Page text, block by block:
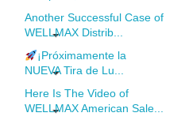
Another Successful Case of
WELLMAX Distrib...
¡Próximamente la
NUEVA Tira de Lu...
Here Is The Video of
WELLMAX American Sale...